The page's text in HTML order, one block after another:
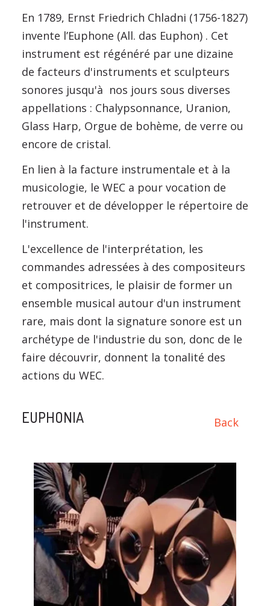
En 1789, Ernst Friedrich Chladni (1756-1827)
invente l’Euphone (All. das Euphon) . Cet
instrument est régénéré par une dizaine
de facteurs d'instruments et sculpteurs
sonores jusqu'à nos jours sous diverses
appellations : Chalypsonnance, Uranion,
Glass Harp, Orgue de bohème, de verre ou
encore de cristal.
En lien à la facture instrumentale et à la
musicologie, le WEC a pour vocation de
retrouver et de développer le répertoire de
l'instrument.
L'excellence de l'interprétation, les
commandes adressées à des compositeurs
et compositrices, le plaisir de former un
ensemble musical autour d'un instrument
rare, mais dont la signature sonore est un
archétype de l'industrie du son, donc de le
faire découvrir, donnent la tonalité des
actions du WEC.
Back
EUPHONIA